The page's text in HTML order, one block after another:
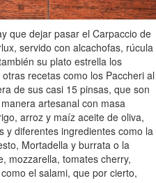
que dejar pasar el Carpaccio de
servido con alcachofas, rúcula
su plato estrella los
recetas como los Paccheri al
de sus casi 15 pinsas, que son
artesanal con masa
arroz y maíz aceite de oliva,
y diferentes ingredientes como la
Mortadella y burrata o la
mozzarella, tomates cherry,
el salami, que por cierto,